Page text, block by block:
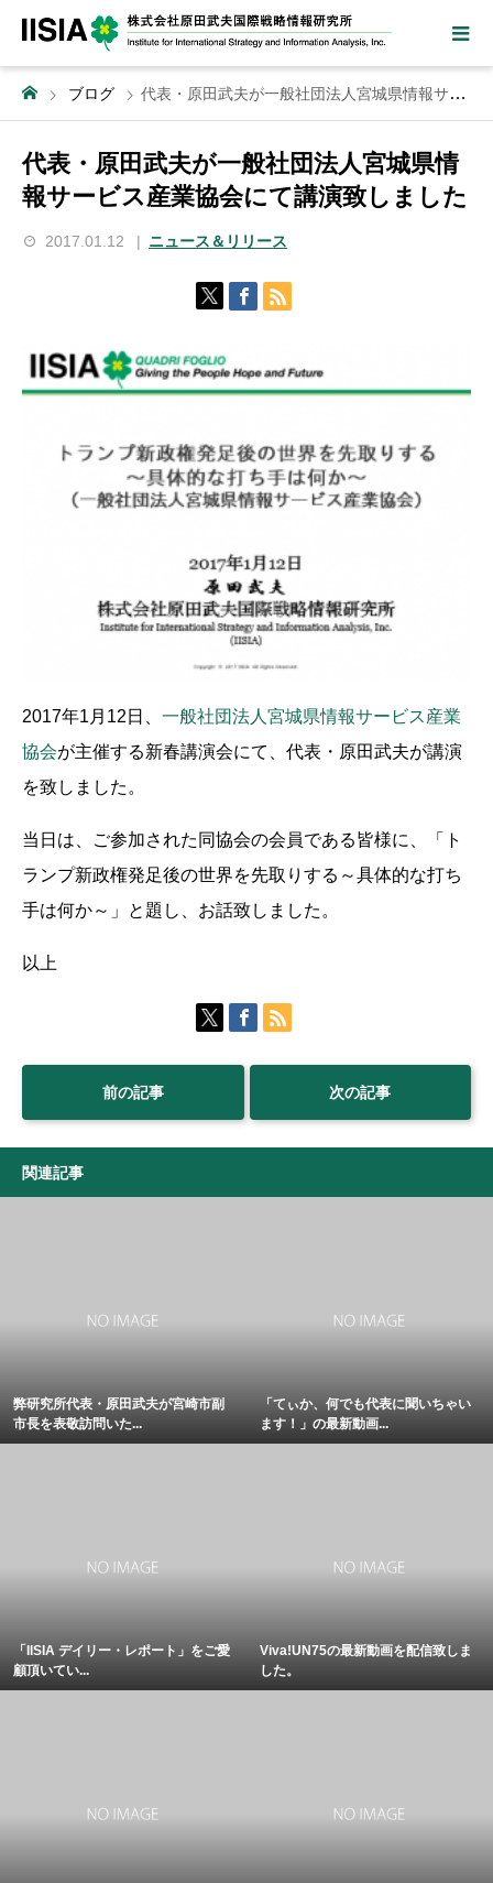
ブログ 代表・原田武夫が一般社団法人宮城県情報サービス産業協会にて講演致しました
代表・原田武夫が一般社団法人宮城県情
報サービス産業協会にて講演致しました
2017.01.12 ニュース＆リリース
2017年1月12日、 一般社団法人宮城県情報サービス産業
協会が主催する新春講演会にて、代表・原田武夫が講演
を致しました。
当日は、ご参加された同協会の会員である皆様に、「ト
ランプ新政権発足後の世界を先取りする～具体的な打ち
手は何か～」と題し、お話致しました。
以上
前の記事 次の記事
関連記事
弊研究所代表・原田武夫が宮崎市副
市長を表敬訪問いた...
「てぃか、何でも代表に聞いちゃい
ます！」の最新動画...
「IISIA デイリー・レポート」をご愛
顧頂いてい...
Viva!UN75の最新動画を配信致しま
した。